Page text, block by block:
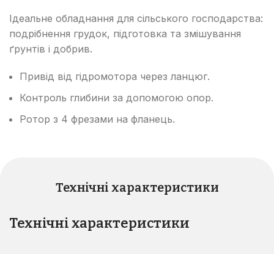
Ідеальне обладнання для сільського господарства:
подрібнення грудок, підготовка та змішування
ґрунтів і добрив.
Привід від гідромотора через ланцюг.
Контроль глибини за допомогою опор.
Ротор з 4 фрезами на фланець.
Технічні характеристики
Технічні характеристики